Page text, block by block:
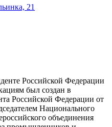
21
Российской Федерации
был создан в
Российской Федерации от
Национального
объединения